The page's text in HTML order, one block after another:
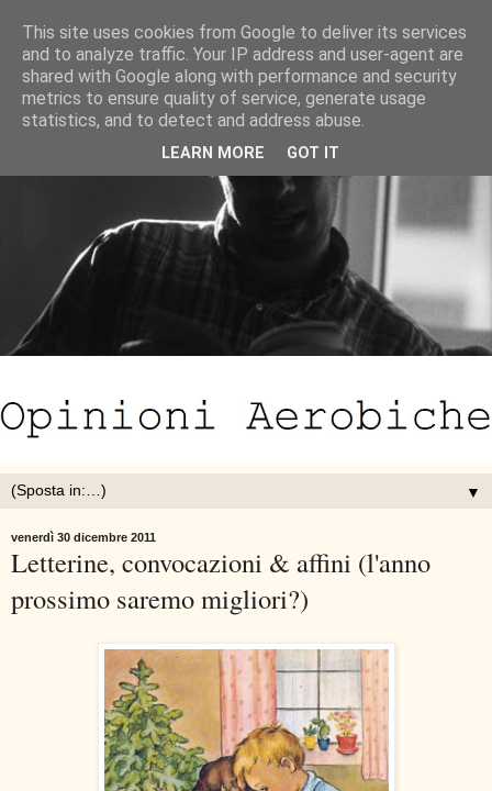
▼
venerdì 30 dicembre 2011
Letterine, convocazioni & affini (l'anno
prossimo saremo migliori?)
This site uses cookies from Google to deliver its services
and to analyze traffic. Your IP address and user-agent are
shared with Google along with performance and security
metrics to ensure quality of service, generate usage
statistics, and to detect and address abuse.
LEARN MORE GOT IT